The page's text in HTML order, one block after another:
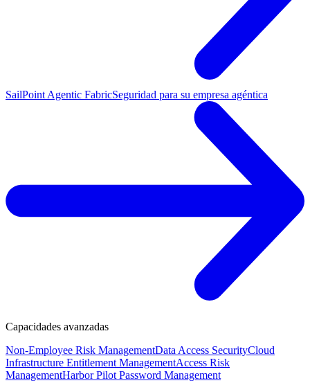
SailPoint Agentic FabricSeguridad para su empresa agéntica
Capacidades avanzadas
Non-Employee Risk ManagementData Access SecurityCloud
Infrastructure Entitlement ManagementAccess Risk
ManagementHarbor Pilot Password Management